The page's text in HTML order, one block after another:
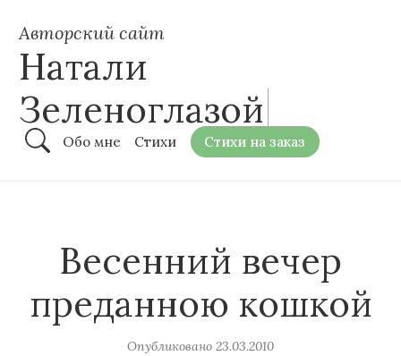
Авторский сайт
Натали
Зеленоглазой
Обо мне Стихи Стихи на заказ
Весенний вечер
преданною кошкой
Опубликовано 23.03.2010